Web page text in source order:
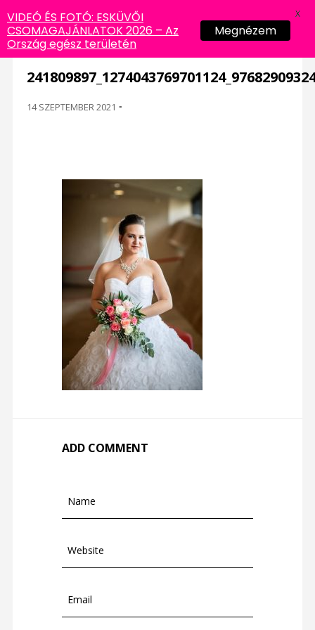
14 SZEPTEMBER 2021 -
ADD COMMENT
VIDEÓ ÉS FOTÓ: ESKÜVŐI
CSOMAGAJÁNLATOK 2026 – Az
Ország egész területén
Megnézem
X